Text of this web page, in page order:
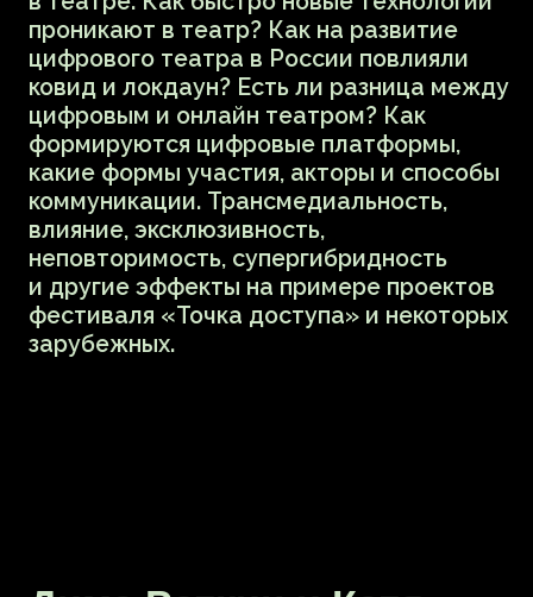
Artist talk и аудиовизуальный перформанс
Илья Symphocat x Xenia
Sangina